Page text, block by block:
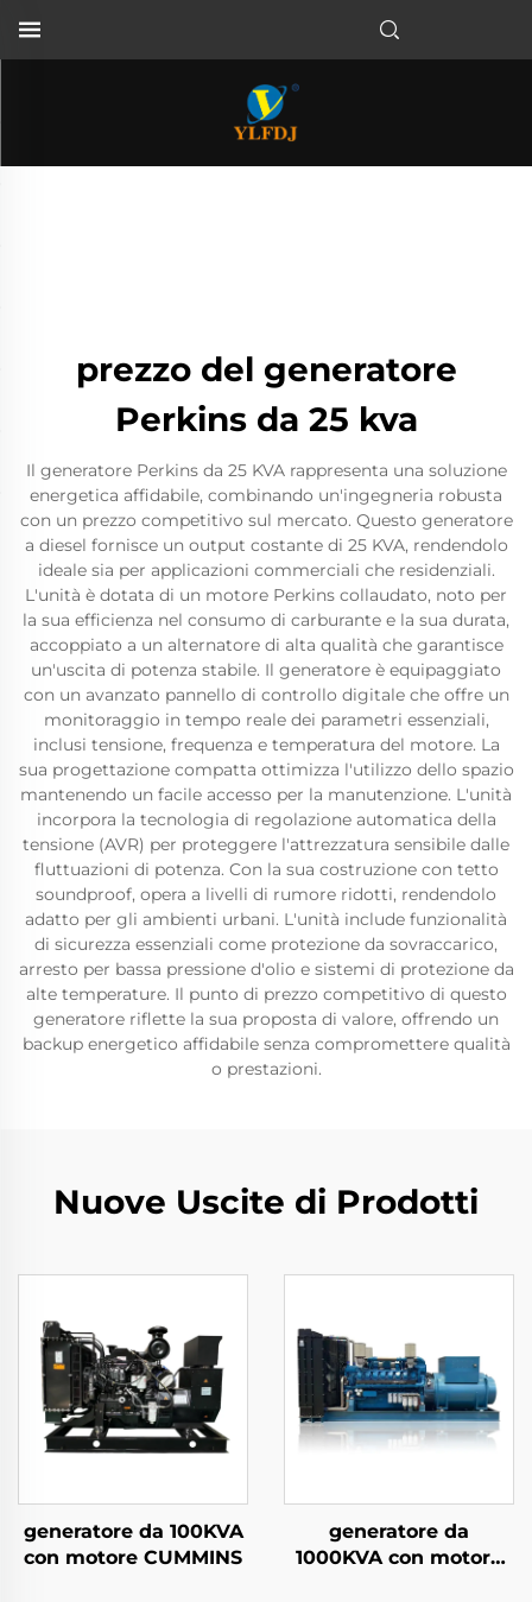
prezzo del generatore
Perkins da 25 kva
Il generatore Perkins da 25 KVA rappresenta una soluzione
energetica affidabile, combinando un'ingegneria robusta
con un prezzo competitivo sul mercato. Questo generatore
a diesel fornisce un output costante di 25 KVA, rendendolo
ideale sia per applicazioni commerciali che residenziali.
L'unità è dotata di un motore Perkins collaudato, noto per
la sua efficienza nel consumo di carburante e la sua durata,
accoppiato a un alternatore di alta qualità che garantisce
un'uscita di potenza stabile. Il generatore è equipaggiato
con un avanzato pannello di controllo digitale che offre un
monitoraggio in tempo reale dei parametri essenziali,
inclusi tensione, frequenza e temperatura del motore. La
sua progettazione compatta ottimizza l'utilizzo dello spazio
mantenendo un facile accesso per la manutenzione. L'unità
incorpora la tecnologia di regolazione automatica della
tensione (AVR) per proteggere l'attrezzatura sensibile dalle
fluttuazioni di potenza. Con la sua costruzione con tetto
soundproof, opera a livelli di rumore ridotti, rendendolo
adatto per gli ambienti urbani. L'unità include funzionalità
di sicurezza essenziali come protezione da sovraccarico,
arresto per bassa pressione d'olio e sistemi di protezione da
alte temperature. Il punto di prezzo competitivo di questo
generatore riflette la sua proposta di valore, offrendo un
backup energetico affidabile senza compromettere qualità
o prestazioni.
Nuove Uscite di Prodotti
generatore da 100KVA
con motore CUMMINS
generatore da
1000KVA con motore